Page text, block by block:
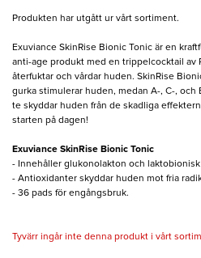
Produkten har utgått ur vårt sortiment.
Exuviance SkinRise Bionic Tonic är en
anti-age produkt med en trippelcocktail av
återfuktar och vårdar huden. SkinRise
gurka stimulerar huden, medan A-, C-,
te skyddar huden från de skadliga
starten på dagen!
Exuviance SkinRise Bionic Tonic
- Innehåller glukonolakton och laktobionisk
- Antioxidanter skyddar huden mot fria
- 36 pads för engångsbruk.
Tyvärr ingår inte denna produkt i vårt